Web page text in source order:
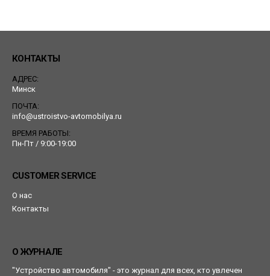
КОНТАКТЫ
АДРЕС:
Минск
ПОЧТА:
info@ustroistvo-avtomobilya.ru
ВРЕМЯ РАБОТЫ:
Пн-Пт / 9:00-19:00
CUSTOMER SERVICE
О нас
Контакты
О ЖУРНАЛЕ
"Устройство автомобиля" - это журнал для всех, кто увлечен